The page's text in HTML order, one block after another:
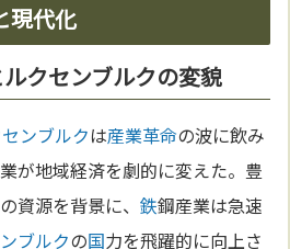
現代化
クセンブルクの変貌
ンブルクは産業革命の波に飲み
が地域経済を劇的に変えた。豊
の資源を背景に、鉄鋼産業は急速
ブルクの国力を飛躍的に向上さ